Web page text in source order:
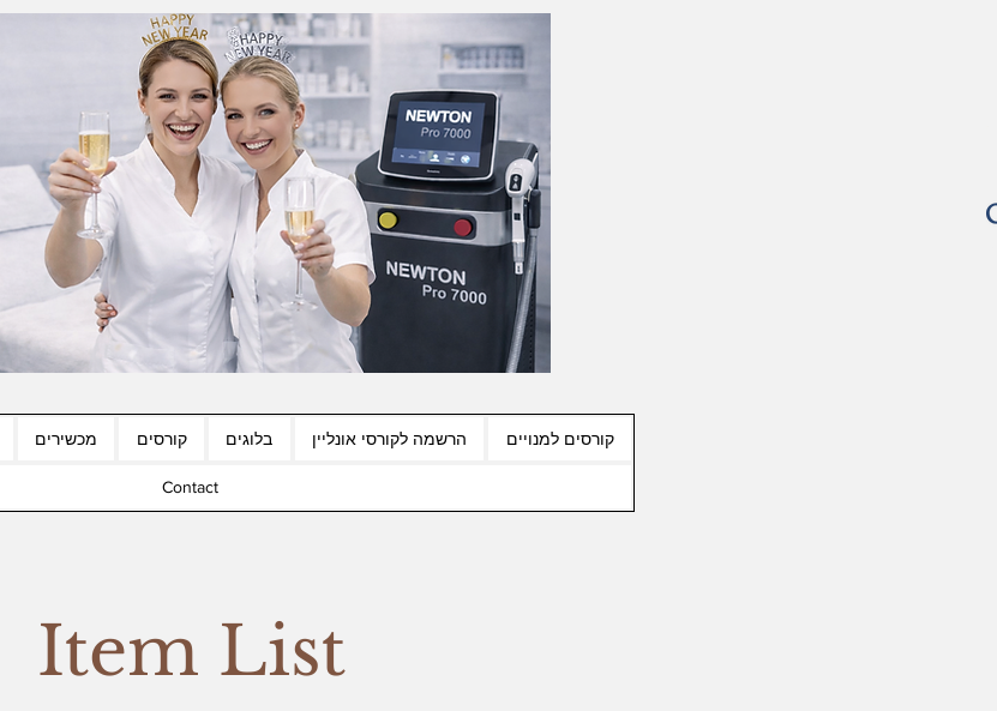
מכשירים קורסים בלוגים הרשמה לקורסי אונליין קורסים למנויים
Contact
Item List